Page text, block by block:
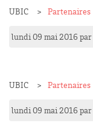
UBIC Partenaires
lundi 09 mai 2016 par
UBIC Partenaires
lundi 09 mai 2016 par